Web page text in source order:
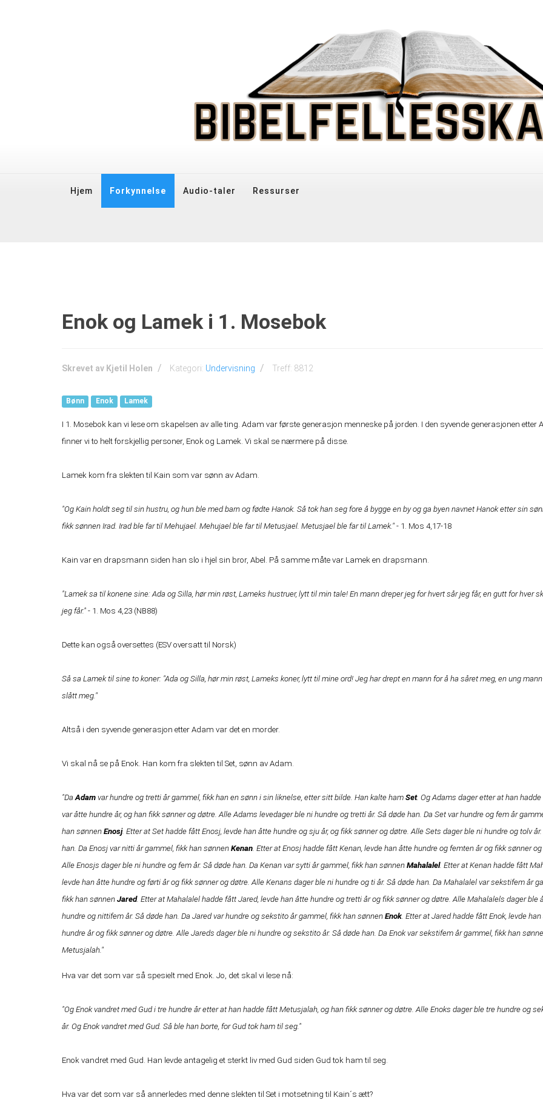
Hjem Forkynnelse Audio-taler Ressurser
Enok og Lamek i 1. Mosebok
Skrevet av Kjetil Holen Kategori: Undervisning Treff: 8812
Bønn Enok Lamek
I 1. Mosebok kan vi lese om skapelsen av alle ting. Adam var første generasjon menneske på jorden. I den syvende generasjonen etter
finner vi to helt forskjellig personer, Enok og Lamek. Vi skal se nærmere på disse.
Lamek kom fra slekten til Kain som var sønn av Adam.
"Og Kain holdt seg til sin hustru, og hun ble med barn og fødte Hanok. Så tok han seg fore å bygge en by og ga byen navnet Hanok etter sin
fikk sønnen Irad. Irad ble far til Mehujael. Mehujael ble far til Metusjael. Metusjael ble far til Lamek." - 1. Mos 4,17-18
Kain var en drapsmann siden han slo i hjel sin bror, Abel. På samme måte var Lamek en drapsmann.
"Lamek sa til konene sine: Ada og Silla, hør min røst, Lameks hustruer, lytt til min tale! En mann dreper jeg for hvert sår jeg får, en gutt for hver
jeg får." - 1. Mos 4,23 (NB88)
Dette kan også oversettes (ESV oversatt til Norsk)
Så sa Lamek til sine to koner: "Ada og Silla, hør min røst, Lameks koner, lytt til mine ord! Jeg har drept en mann for å ha såret meg, en ung
slått meg."
Altså i den syvende generasjon etter Adam var det en morder.
Vi skal nå se på Enok. Han kom fra slekten til Set, sønn av Adam.
"Da Adam var hundre og tretti år gammel, fikk han en sønn i sin liknelse, etter sitt bilde. Han kalte ham Set. Og Adams dager etter at han hadde
var åtte hundre år, og han fikk sønner og døtre. Alle Adams levedager ble ni hundre og tretti år. Så døde han. Da Set var hundre og fem år
han sønnen Enosj. Etter at Set hadde fått Enosj, levde han åtte hundre og sju år, og fikk sønner og døtre. Alle Sets dager ble ni hundre og tolv
han. Da Enosj var nitti år gammel, fikk han sønnen Kenan . Etter at Enosj hadde fått Kenan, levde han åtte hundre og femten år og fikk sønner og
Alle Enosjs dager ble ni hundre og fem år. Så døde han. Da Kenan var sytti år gammel, fikk han sønnen Mahalalel. Etter at Kenan hadde fått
levde han åtte hundre og førti år og fikk sønner og døtre. Alle Kenans dager ble ni hundre og ti år. Så døde han. Da Mahalalel var sekstifem år
fikk han sønnen Jared. Etter at Mahalalel hadde fått Jared, levde han åtte hundre og tretti år og fikk sønner og døtre. Alle Mahalalels dager ble
hundre og nittifem år. Så døde han. Da Jared var hundre og sekstito år gammel, fikk han sønnen Enok . Etter at Jared hadde fått Enok, levde
hundre år og fikk sønner og døtre. Alle Jareds dager ble ni hundre og sekstito år. Så døde han. Da Enok var sekstifem år gammel, fikk han
Metusjalah."
Hva var det som var så spesielt med Enok. Jo, det skal vi lese nå:
"Og Enok vandret med Gud i tre hundre år etter at han hadde fått Metusjalah, og han fikk sønner og døtre. Alle Enoks dager ble tre hundre og
år. Og Enok vandret med Gud. Så ble han borte, for Gud tok ham til seg."
Enok vandret med Gud. Han levde antagelig et sterkt liv med Gud siden Gud tok ham til seg.
Hva var det som var så annerledes med denne slekten til Set i motsetning til Kain´s ætt?